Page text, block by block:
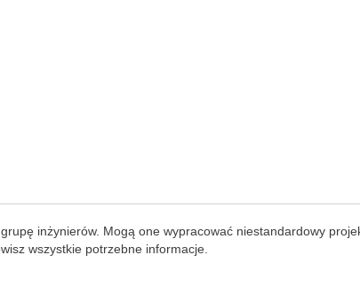
inżynierów. Mogą one wypracować niestandardowy
wszystkie potrzebne informacje.